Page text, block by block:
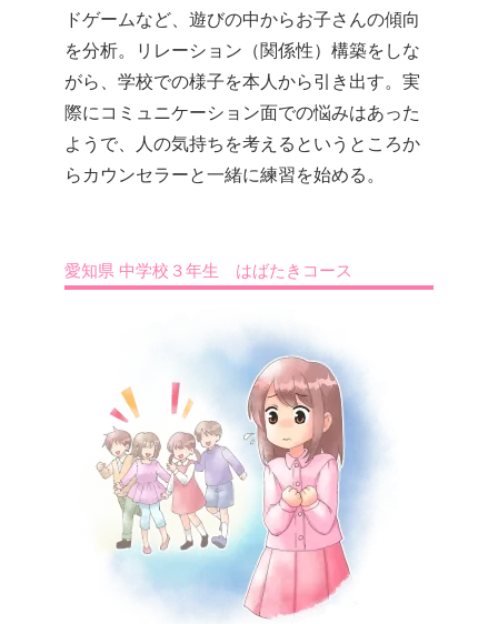
ドゲームなど、遊びの中からお子さんの傾向
を分析。リレーション（関係性）構築をしな
がら、学校での様子を本人から引き出す。実
際にコミュニケーション面での悩みはあった
ようで、人の気持ちを考えるというところか
らカウンセラーと一緒に練習を始める。
愛知県 中学校３年生 はばたきコース